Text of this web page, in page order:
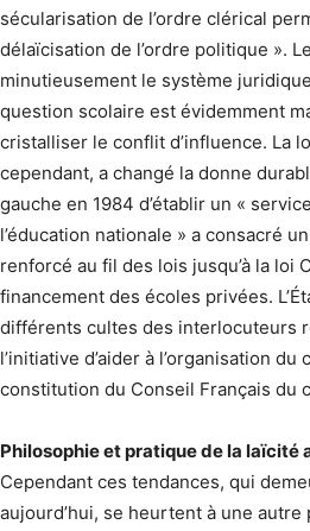
sécularisation de l’ordre clérical
délaïcisation de l’ordre politique ».
minutieusement le système
question scolaire est évidemment
cristalliser le conflit d’influence. La
cependant, a changé la donne
gauche en 1984 d’établir un «
l’éducation nationale » a consacré
renforcé au fil des lois jusqu’à la loi
financement des écoles privées.
différents cultes des interlocuteurs
l’initiative d’aider à l’organisation
constitution du Conseil Français du
Philosophie et pratique de la laïcité
Cependant ces tendances, qui
aujourd’hui, se heurtent à une autre